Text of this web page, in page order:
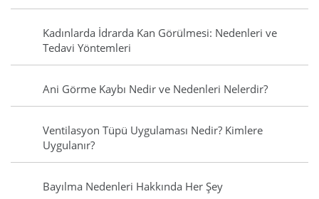
Kadınlarda İdrarda Kan Görülmesi: Nedenleri ve
Tedavi Yöntemleri
Ani Görme Kaybı Nedir ve Nedenleri Nelerdir?
Ventilasyon Tüpü Uygulaması Nedir? Kimlere
Uygulanır?
Bayılma Nedenleri Hakkında Her Şey